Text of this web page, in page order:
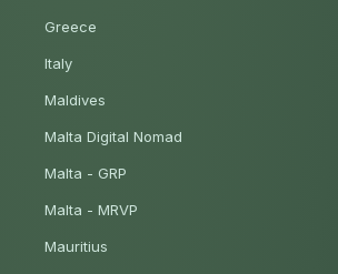
Greece
Italy
Maldives
Malta Digital Nomad
Malta - GRP
Malta - MRVP
Mauritius